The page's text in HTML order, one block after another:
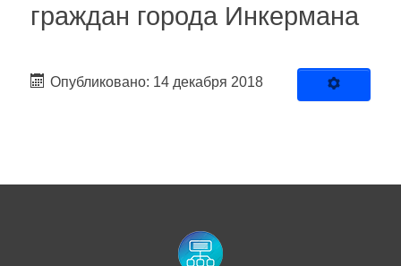
граждан города Инкермана
Опубликовано: 14 декабря 2018